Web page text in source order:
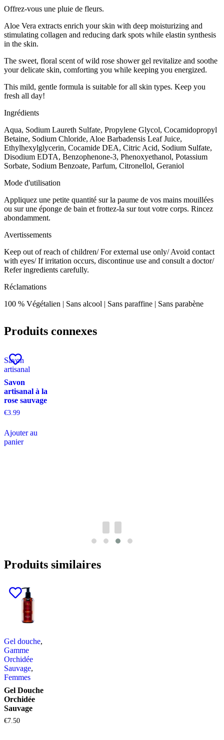
Offrez-vous une pluie de fleurs.
Aloe Vera extracts enrich your skin with deep moisturizing and
stimulating collagen and reducing dark spots while elastin synthesis
in the skin.
The sweet, floral scent of wild rose shower gel revitalize and soothe
your delicate skin, comforting you while keeping you energized.
This mild, gentle formula is suitable for all skin types. Keep you
fresh all day!
Ingrédients
Aqua, Sodium Laureth Sulfate, Propylene Glycol, Cocamidopropyl
Betaine, Sodium Chloride, Aloe Barbadensis Leaf Juice,
Ethylhexylglycerin, Cocamide DEA, Citric Acid, Sodium Sulfate,
Disodium EDTA, Benzophenone-3, Phenoxyethanol, Potassium
Sorbate, Sodium Benzoate, Parfum, Citronellol, Geraniol
Mode d'utilisation
Appliquez une petite quantité sur la paume de vos mains mouillées
ou sur une éponge de bain et frottez-la sur tout votre corps. Rincez
abondamment.
Avertissements
Keep out of reach of children/ For external use only/ Avoid contact
with eyes/ If irritation occurs, discontinue use and consult a doctor/
Refer ingredients carefully.
Réclamations
100 % Végétalien | Sans alcool | Sans paraffine | Sans parabène
Produits connexes
Savon
artisanal
Savon
artisanal à la
rose sauvage
€3.99
Ajouter au
panier
Produits similaires
Gel douche,
Gamme
Orchidée
Sauvage,
Femmes
Gel Douche
Orchidée
Sauvage
€7.50